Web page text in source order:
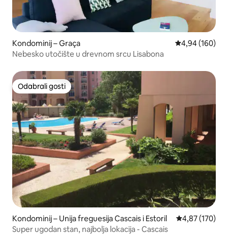
Kondominij – Graça Prosječna
4,94 (160)
Nebesko utočište u drevnom srcu Lisabona
Odabrali gosti
Odabrali gosti
Kondominij – Unija freguesija Cascais i Estoril Prosječna
4,87 (170)
Super ugodan stan, najbolja lokacija - Cascais